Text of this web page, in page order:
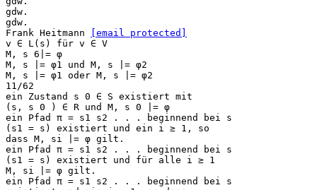
gdw.
gdw.
Frank Heitmann
[email protected]
v ∈ L(s) für v ∈ V
M, s 6|= φ
M, s |= φ1 und M, s |= φ2
M, s |= φ1 oder M, s |= φ2
11/62
ein Zustand s 0 ∈ S existiert mit
(s, s 0 ) ∈ R und M, s 0 |= φ
ein Pfad π = s1 s2 . . . beginnend bei s
(s1 = s) existiert und ein i ≥ 1, so
dass M, si |= φ gilt.
ein Pfad π = s1 s2 . . . beginnend bei s
(s1 = s) existiert und für alle i ≥ 1
M, si |= φ gilt.
ein Pfad π = s1 s2 . . . beginnend bei s